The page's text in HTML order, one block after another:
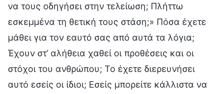
να τους οδηγήσει στην τελείωση; Πλήττω
εσκεμμένα τη θετική τους στάση;» Πόσα έχετε
μάθει για τον εαυτό σας από αυτά τα λόγια;
Έχουν στ’ αλήθεια χαθεί οι προθέσεις και οι
στόχοι του ανθρώπου; Το έχετε διερευνήσει
αυτό εσείς οι ίδιοι; Εσείς μπορείτε κάλλιστα να